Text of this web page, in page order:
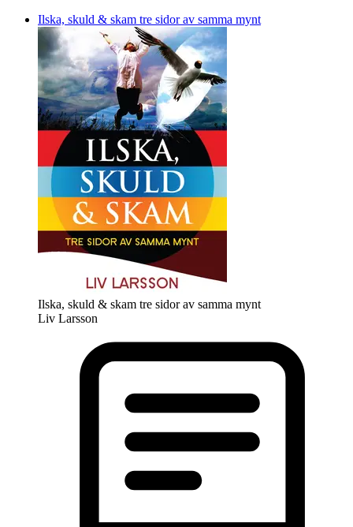
Ilska, skuld & skam tre sidor av samma mynt
Ilska, skuld & skam tre sidor av samma mynt
Liv Larsson